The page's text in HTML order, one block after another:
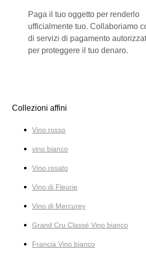
Paga il tuo oggetto per renderlo
ufficialmente tuo. Collaboriamo
di servizi di pagamento
per proteggere il tuo denaro.
Collezioni affini
Vino rosso
vino bianco
Vino rosato
Vino di Fleurie
Vino di Mercurey
Grand Cru Classé Vino bianco
Francia Vino bianco